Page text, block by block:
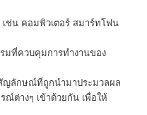
ช่น คอมพิวเตอร์ สมาร์ทโฟน
มที่ควบคุมการทำงานของ
ญลักษณ์ที่ถูกนำมาประมวลผล
ณ์ต่างๆ เข้าด้วยกัน เพื่อให้